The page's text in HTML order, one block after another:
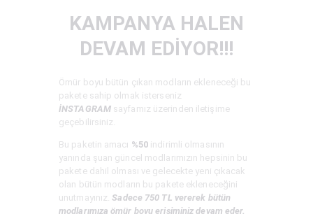
KAMPANYA HALEN
DEVAM EDİYOR!!!
Ömür boyu bütün çıkan modların ekleneceği bu
pakete sahip olmak isterseniz
İNSTAGRAMsayfamız üzerinden iletişime
geçebilirsiniz.
Bu paketin amacı %50 indirimli olmasının
yanında şuan güncel modlarımızın hepsinin bu
pakete dahil olması ve gelecekte yeni çıkacak
olan bütün modların bu pakete ekleneceğini
unutmayınız.Sadece 750 TL vererek bütün
modlarımıza ömür boyu erişiminiz devam eder.